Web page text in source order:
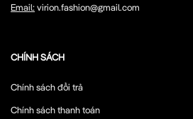
Email:virion.fashion@gmail.com
CHÍNH SÁCH
Chính sách đổi trả
Chính sách thanh toán